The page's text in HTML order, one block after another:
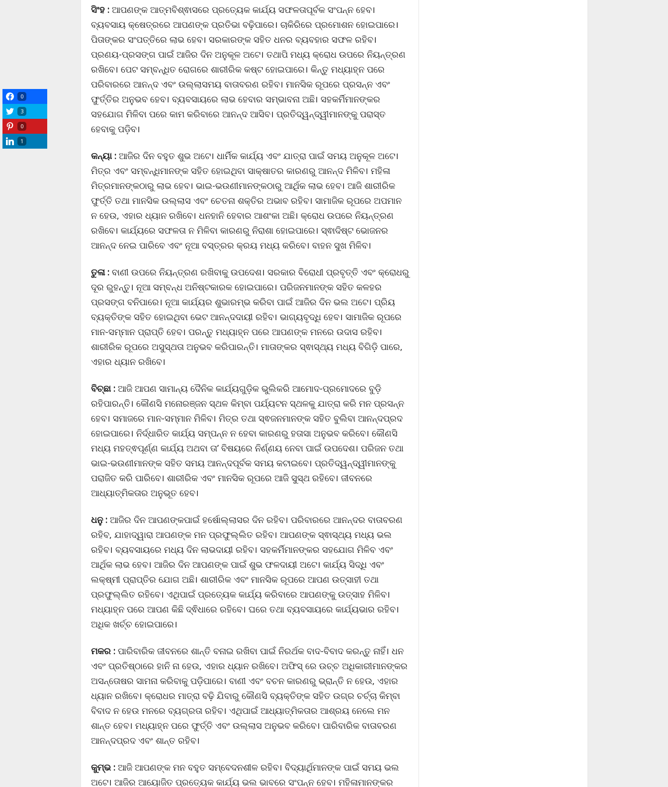
ସିଂହ :ଆପଣଙ୍କ ଆତ୍ମବିଶ୍ଵାସରେ ପ୍ରତ୍ୟେକ କାର୍ଯ୍ୟ ସଫଳତାପୂର୍ବକ ସଂପନ୍ନ ହେବ।
ବ୍ୟବସାୟ କ୍ଷେତ୍ରରେ ଆପଣଙ୍କ ପ୍ରତିଭା ବଢ଼ିପାରେ। ଚାକିରିରେ ପ୍ରମୋଶନ ହୋଇପାରେ।
ପିତାଙ୍କର ସଂପତ୍ତିରେ ଲାଭ ହେବ। ସରକାରଙ୍କ ସହିତ ଧନର ବ୍ୟବହାର ସଫଳ ରହିବ।
ପ୍ରଣୟ-ପ୍ରସଙ୍ଗ ପାଇଁ ଆଜିର ଦିନ ଅନୁକୂଳ ଅଟେ। ତଥାପି ମଧ୍ୟ କ୍ରୋଧ ଉପରେ ନିୟନ୍ତ୍ରଣ
ରଖିବେ। ପେଟ ସମ୍ବନ୍ଧିତ ରୋଗରେ ଶାରୀରିକ କଷ୍ଟ ହୋଇପାରେ। କିନ୍ତୁ ମଧ୍ୟାହ୍ନ ପରେ
ପରିବାରରେ ଆନନ୍ଦ ଏବଂ ଉଲ୍ଲାସମୟ ବାତାବରଣ ରହିବ। ମାନସିକ ରୂପରେ ପ୍ରସନ୍ନ ଏବଂ
ଫୁର୍ତ୍ତିର ଅନୁଭବ ହେବ। ବ୍ୟବସାୟରେ ଲାଭ ହେବାର ସମ୍ଭାବନା ଅଛି। ସହକର୍ମିମାନଙ୍କର
ସହଯୋଗ ମିଳିବା ପରେ କାମ କରିବାରେ ଆନନ୍ଦ ଆସିବ। ପ୍ରତିଦ୍ୱନ୍ଦ୍ୱୀମାନଙ୍କୁ ପରାସ୍ତ
ହେବାକୁ ପଡ଼ିବ।
କନ୍ୟା :ଆଜିର ଦିନ ବହୁତ ଶୁଭ ଅଟେ। ଧାର୍ମିକ କାର୍ଯ୍ୟ ଏବଂ ଯାତ୍ରା ପାଇଁ ସମୟ ଅନୁକୂଳ ଅଟେ।
ମିତ୍ର ଏବଂ ସମ୍ବନ୍ଧିମାନଙ୍କ ସହିତ ହୋଇଥିବା ସାକ୍ଷାତର କାରଣରୁ ଆନନ୍ଦ ମିଳିବ। ମହିଳା
ମିତ୍ରମାନଙ୍କଠାରୁ ଲାଭ ହେବ। ଭାଇ-ଭଉଣୀମାନଙ୍କଠାରୁ ଆର୍ଥିକ ଲାଭ ହେବ। ଆଜି ଶାରୀରିକ
ଫୁର୍ତ୍ତି ତଥା ମାନସିକ ଉଲ୍ଲାସ ଏବଂ ଚେତନା ଶକ୍ତିର ଅଭାବ ରହିବ। ସାମାଜିକ ରୂପରେ ଅପମାନ
ନ ହେଉ, ଏହାର ଧ୍ୟାନ ରଖିବେ। ଧନହାନି ହେବାର ଆଶଂକା ଅଛି। କ୍ରୋଧ ଉପରେ ନିୟନ୍ତ୍ରଣ
ରଖିବେ। କାର୍ଯ୍ୟରେ ସଫଳତା ନ ମିଳିବା କାରଣରୁ ନିରାଶା ହୋଇପାରେ। ସ୍ଵାଦିଷ୍ଟ ଭୋଜନର
ଆନନ୍ଦ ନେଇ ପାରିବେ ଏବଂ ନୂଆ ବସ୍ତ୍ରର କ୍ରୟ ମଧ୍ୟ କରିବେ। ବାହନ ସୁଖ ମିଳିବ।
ତୁଳା :ବାଣୀ ଉପରେ ନିୟନ୍ତ୍ରଣ ରଖିବାକୁ ଉପଦେଶ। ସରକାର ବିରୋଧୀ ପ୍ରବୃତ୍ତି ଏବଂ କ୍ରୋଧରୁ
ଦୂର ରୁହନ୍ତୁ। ନୂଆ ସମ୍ବନ୍ଧ ଅନିଷ୍ଟକାରକ ହୋଇପାରେ। ପରିଜନମାନଙ୍କ ସହିତ କଳହର
ପ୍ରସଙ୍ଗ ବନିପାରେ। ନୂଆ କାର୍ଯ୍ୟର ଶୁଭାରମ୍ଭ କରିବା ପାଇଁ ଆଜିର ଦିନ ଭଲ ଅଟେ। ପ୍ରିୟ
ବ୍ୟକ୍ତିଙ୍କ ସହିତ ହୋଇଥିବା ଭେଟ ଆନନ୍ଦଦାୟୀ ରହିବ। ଭାଗ୍ୟବୃଦ୍ଧି ହେବ। ସାମାଜିକ ରୂପରେ
ମାନ-ସମ୍ମାନ ପ୍ରାପ୍ତି ହେବ। ପରନ୍ତୁ ମଧ୍ୟାହ୍ନ ପରେ ଆପଣଙ୍କ ମନରେ ଉଦାସ ରହିବ।
ଶାରୀରିକ ରୂପରେ ଅସୁସ୍ଥତା ଅନୁଭବ କରିପାରନ୍ତି। ମାତାଙ୍କର ସ୍ଵାସ୍ଥ୍ୟ ମଧ୍ୟ ବିଗିଡ଼ି ପାରେ,
ଏହାର ଧ୍ୟାନ ରଖିବେ।
ବିଚ୍ଛା :ଆଜି ଆପଣ ସାମାନ୍ୟ ଦୈନିକ କାର୍ଯ୍ୟଗୁଡ଼ିକ ଭୁଲିକରି ଆମୋଦ-ପ୍ରମୋଦରେ ବୁଡ଼ି
ରହିପାରନ୍ତି। କୌଣସି ମନୋରଞ୍ଜନ ସ୍ଥଳ କିମ୍ବା ପର୍ଯ୍ୟଟନ ସ୍ଥଳକୁ ଯାତ୍ରା କରି ମନ ପ୍ରସନ୍ନ
ହେବ। ସମାଜରେ ମାନ-ସମ୍ମାନ ମିଳିବ। ମିତ୍ର ତଥା ସ୍ଵଜନମାନଙ୍କ ସହିତ ବୁଲିବା ଆନନ୍ଦପ୍ରଦ
ହୋଇପାରେ। ନିର୍ଦ୍ଧାରିତ କାର୍ଯ୍ୟ ସମ୍ପନ୍ନ ନ ହେବା କାରଣରୁ ହତାସା ଅନୁଭବ କରିବେ। କୌଣସି
ମଧ୍ୟ ମହତ୍ଵପୂର୍ଣ୍ଣ କାର୍ଯ୍ୟ ଅଥବା ତା’ ବିଷୟରେ ନିର୍ଣ୍ଣୟ ନେବା ପାଇଁ ଉପଦେଶ। ପରିଜନ ତଥା
ଭାଇ-ଭଉଣୀମାନଙ୍କ ସହିତ ସମୟ ଆନନ୍ଦପୂର୍ବକ ସମୟ କଟାଇବେ। ପ୍ରତିଦ୍ୱନ୍ଦ୍ୱୀମାନଙ୍କୁ
ପରାଜିତ କରି ପାରିବେ। ଶାରୀରିକ ଏବଂ ମାନସିକ ରୂପରେ ଆଜି ସୁସ୍ଥ ରହିବେ। ଜୀବନରେ
ଆଧ୍ୟାତ୍ମିକତାର ଅନୁଭୂତ ହେବ।
ଧନୁ :ଆଜିର ଦିନ ଆପଣଙ୍କପାଇଁ ହର୍ଷୋଲ୍ଲାସର ଦିନ ରହିବ। ପରିବାରରେ ଆନନ୍ଦର ବାତାବରଣ
ରହିବ, ଯାହାଦ୍ୱାରା ଆପଣଙ୍କ ମନ ପ୍ରଫୁଲ୍ଲିତ ରହିବ। ଆପଣଙ୍କ ସ୍ଵାସ୍ଥ୍ୟ ମଧ୍ୟ ଭଲ
ରହିବ। ବ୍ୟବସାୟରେ ମଧ୍ୟ ଦିନ ଲାଭଦାୟୀ ରହିବ। ସହକର୍ମିମାନଙ୍କର ସହଯୋଗ ମିଳିବ ଏବଂ
ଆର୍ଥିକ ଲାଭ ହେବ। ଆଜିର ଦିନ ଆପଣଙ୍କ ପାଇଁ ଶୁଭ ଫଳଦାୟୀ ଅଟେ। କାର୍ଯ୍ୟ ସିଦ୍ଧି ଏବଂ
ଲକ୍ଷ୍ମୀ ପ୍ରାପ୍ତିର ଯୋଗ ଅଛି। ଶାରୀରିକ ଏବଂ ମାନସିକ ରୂପରେ ଆପଣ ଉତ୍ସାହୀ ତଥା
ପ୍ରଫୁଲ୍ଲିତ ରହିବେ। ଏଥିପାଇଁ ପ୍ରତ୍ୟେକ କାର୍ଯ୍ୟ କରିବାରେ ଆପଣଙ୍କୁ ଉତ୍ସାହ ମିଳିବ।
ମଧ୍ୟାହ୍ନ ପରେ ଆପଣ କିଛି ଦ୍ଵିଧାରେ ରହିବେ। ଘରେ ତଥା ବ୍ୟବସାୟରେ କାର୍ଯ୍ୟଭାର ରହିବ।
ଅଧିକ ଖର୍ଚ୍ଚ ହୋଇପାରେ।
ମକର :ପାରିବାରିକ ଜୀବନରେ ଶାନ୍ତି ବନାଇ ରଖିବା ପାଇଁ ନିରର୍ଥକ ବାଦ-ବିବାଦ କରନ୍ତୁ ନାହିଁ। ଧନ
ଏବଂ ପ୍ରତିଷ୍ଠାରେ ହାନି ନା ହେଉ, ଏହାର ଧ୍ୟାନ ରଖିବେ। ଅଫିସ୍ ରେ ଉଚ୍ଚ ଅଧିକାରୀମାନଙ୍କର
ଅସନ୍ତୋଷର ସାମନା କରିବାକୁ ପଡ଼ିପାରେ। ବାଣୀ ଏବଂ ବଚନ କାରଣରୁ ଭ୍ରାନ୍ତି ନ ହେଉ, ଏହାର
ଧ୍ୟାନ ରଖିବେ। କ୍ରୋଧର ମାତ୍ରା ବଢ଼ି ଯିବାରୁ କୌଣସି ବ୍ୟକ୍ତିଙ୍କ ସହିତ ଉଗ୍ର ଚର୍ଚ୍ଚା କିମ୍ବା
ବିବାଦ ନ ହେଉ ମନରେ ବ୍ୟଗ୍ରତା ରହିବ। ଏଥିପାଇଁ ଆଧ୍ୟାତ୍ମିକତାର ଆଶ୍ରୟ ନେଲେ ମନ
ଶାନ୍ତ ହେବ। ମଧ୍ୟାହ୍ନ ପରେ ଫୁର୍ତ୍ତି ଏବଂ ଉଲ୍ଲାସ ଅନୁଭବ କରିବେ। ପାରିବାରିକ ବାତାବରଣ
ଆନନ୍ଦପ୍ରଦ ଏବଂ ଶାନ୍ତ ରହିବ।
କୁମ୍ଭ :ଆଜି ଆପଣଙ୍କ ମନ ବହୁତ ସମ୍ବେଦନଶୀଳ ରହିବ। ବିଦ୍ୟାର୍ଥିମାନଙ୍କ ପାଇଁ ସମୟ ଭଲ
ଅଟେ। ଆଜିର ଆୟୋଜିତ ପ୍ରତ୍ୟେକ କାର୍ଯ୍ୟ ଭଲ ଭାବରେ ସଂପନ୍ନ ହେବ। ମହିଳାମାନଙ୍କର
0
3
0
1